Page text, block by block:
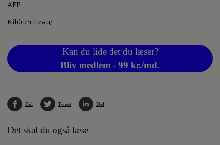
AFP
Kilde: /ritzau/
Kan du lide det du læser?
Bliv medlem - 99 kr./md.
Del Tweet Del
Det skal du også læse